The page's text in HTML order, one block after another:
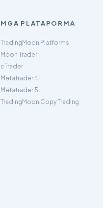
MGA PLATAPORMA
TradingMoon Platforms
Moon Trader
cTrader
Metatrader 4
Metatrader 5
TradingMoon Copy Trading